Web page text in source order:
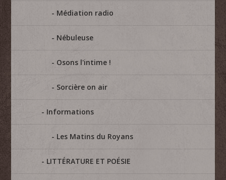
Médiation radio
Nébuleuse
Osons l'intime !
Sorcière on air
Informations
Les Matins du Royans
LITTÉRATURE ET POÉSIE